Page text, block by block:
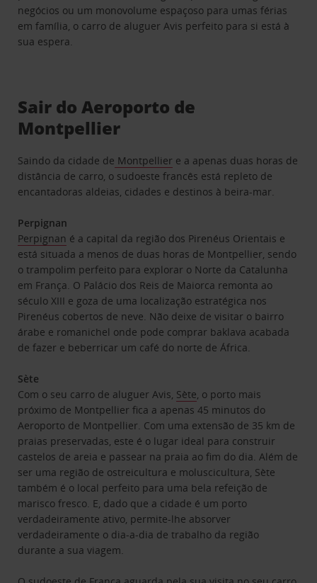
negócios ou um monovolume espaçoso para umas férias
em família, o carro de aluguer Avis perfeito para si está à
sua espera.
Sair do Aeroporto de
Montpellier
Saindo da cidade de Montpellier e a apenas duas horas de
distância de carro, o sudoeste francês está repleto de
encantadoras aldeias, cidades e destinos à beira-mar.
Perpignan
Perpignan é a capital da região dos Pirenéus Orientais e
está situada a menos de duas horas de Montpellier, sendo
o trampolim perfeito para explorar o Norte da Catalunha
em França. O Palácio dos Reis de Maiorca remonta ao
século XIII e goza de uma localização estratégica nos
Pirenéus cobertos de neve. Não deixe de visitar o bairro
árabe e romanichel onde pode comprar baklava acabada
de fazer e beberricar um café do norte de África.
Sète
Com o seu carro de aluguer Avis, Sète , o porto mais
próximo de Montpellier fica a apenas 45 minutos do
Aeroporto de Montpellier. Com uma extensão de 35 km de
praias preservadas, este é o lugar ideal para construir
castelos de areia e passear na praia ao fim do dia. Além de
ser uma região de ostreicultura e moluscicultura, Sète
também é o local perfeito para uma bela refeição de
marisco fresco. E, dado que a cidade é um porto
verdadeiramente ativo, permite-lhe absorver
verdadeiramente o dia-a-dia de trabalho da região
durante a sua viagem.